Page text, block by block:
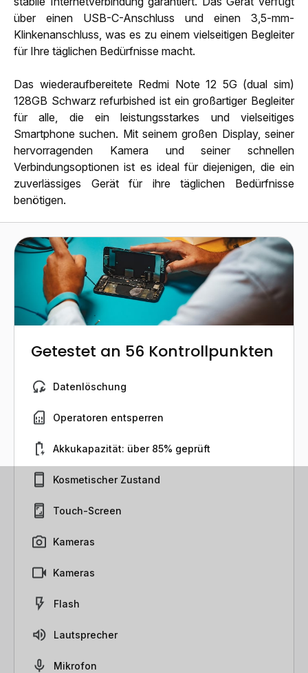
über einen USB-C-Anschluss und einen 3,5-mm-
Klinkenanschluss, was es zu einem vielseitigen Begleiter
für Ihre täglichen Bedürfnisse macht.
Das wiederaufbereitete Redmi Note 12 5G (dual sim)
128GB Schwarz refurbished ist ein großartiger Begleiter
für alle, die ein leistungsstarkes und vielseitiges
Smartphone suchen. Mit seinem großen Display, seiner
hervorragenden Kamera und seiner schnellen
Verbindungsoptionen ist es ideal für diejenigen, die ein
zuverlässiges Gerät für ihre täglichen Bedürfnisse
benötigen.
Getestet an 56 Kontrollpunkten
Datenlöschung
Operatoren entsperren
Akkukapazität: über 85% geprüft
Kosmetischer Zustand
Touch-Screen
Kameras
Kameras
Flash
Lautsprecher
Mikrofon